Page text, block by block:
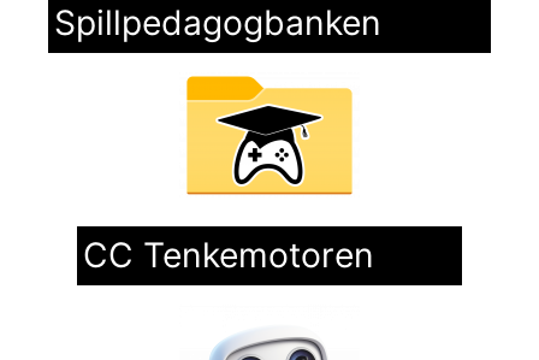
Spillpedagogbanken
CC Tenkemotoren